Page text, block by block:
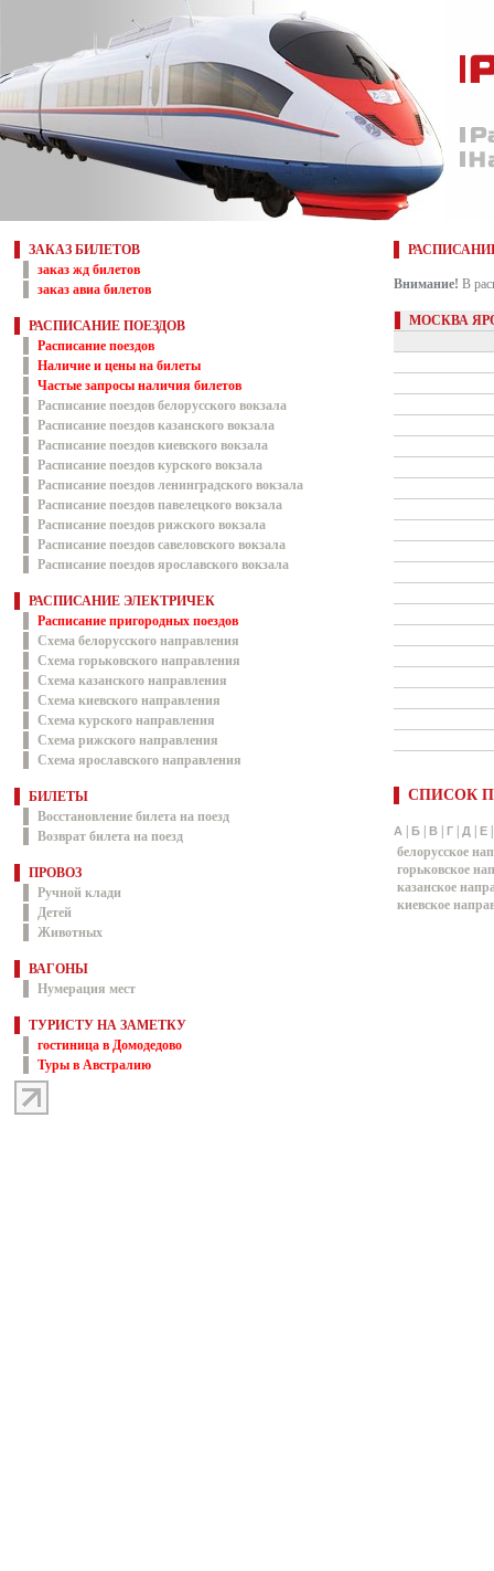
ЗАКАЗ БИЛЕТОВ
заказ жд билетов
заказ авиа билетов
РАСПИСАНИЕ ПОЕЗДОВ
Расписание поездов
Наличие и цены на билеты
Частые запросы наличия билетов
Расписание поездов белорусского вокзала
Расписание поездов казанского вокзала
Расписание поездов киевского вокзала
Расписание поездов курского вокзала
Расписание поездов ленинградского вокзала
Расписание поездов павелецкого вокзала
Расписание поездов рижского вокзала
Расписание поездов савеловского вокзала
Расписание поездов ярославского вокзала
РАСПИСАНИЕ ЭЛЕКТРИЧЕК
Расписание пригородных поездов
Схема белорусского направления
Схема горьковского направления
Схема казанского направления
Схема киевского направления
Схема курского направления
Схема рижского направления
Схема ярославского направления
БИЛЕТЫ
Восстановление билета на поезд
Возврат билета на поезд
ПРОВОЗ
Ручной клади
Детей
Животных
ВАГОНЫ
Нумерация мест
ТУРИСТУ НА ЗАМЕТКУ
гостиница в Домодедово
Туры в Австралию
Внимание! В
МОСКВА
СПИСОК
А Б В Г Д Е
белорусское
горьковское
казанское
киевское